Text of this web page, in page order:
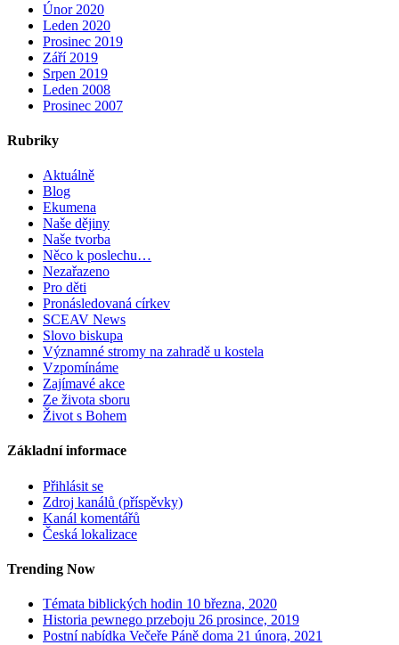
Únor 2020
Leden 2020
Prosinec 2019
Září 2019
Srpen 2019
Leden 2008
Prosinec 2007
Rubriky
Aktuálně
Blog
Ekumena
Naše dějiny
Naše tvorba
Něco k poslechu…
Nezařazeno
Pro děti
Pronásledovaná církev
SCEAV News
Slovo biskupa
Významné stromy na zahradě u kostela
Vzpomínáme
Zajímavé akce
Ze života sboru
Život s Bohem
Základní informace
Přihlásit se
Zdroj kanálů (příspěvky)
Kanál komentářů
Česká lokalizace
Trending Now
Témata biblických hodin 10 března, 2020
Historia pewnego przeboju 26 prosince, 2019
Postní nabídka Večeře Páně doma 21 února, 2021